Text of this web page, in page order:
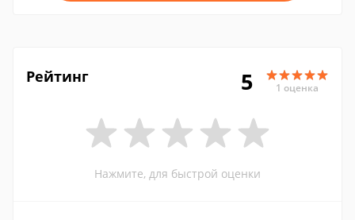
Рейтинг 5 1 оценка
Нажмите, для быстрой оценки